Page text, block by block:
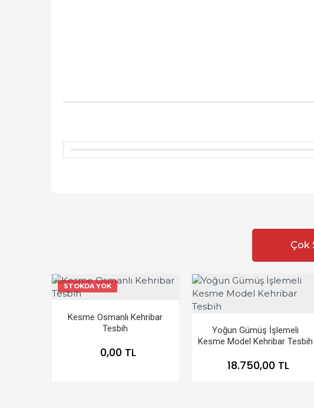
Çok
STOKDA YOK
Kesme Osmanlı Kehribar
Tesbih
0,00 TL
Yoğun Gümüş İşlemeli
Kesme Model Kehribar Tesbih
18.750,00 TL